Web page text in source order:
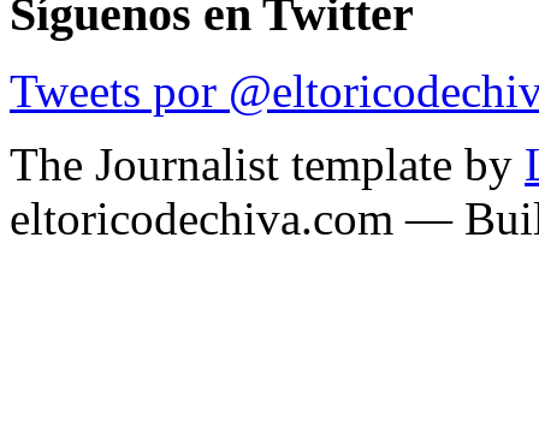
Síguenos en Twitter
Tweets por
The Journalist template by
eltoricodechiva.com —